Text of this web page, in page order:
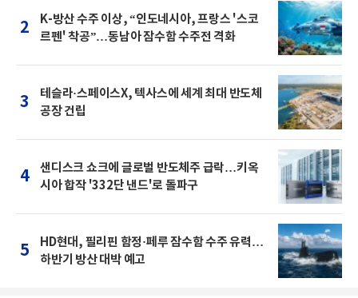
2
K-방산 수주 이상, “인도네시아, 프랑스 '스코
르펜' 착공”…동남아 잠수함 수주전 격화
3
테슬라·스페이스X, 텍사스에 세계 최대 반도체
공장 건립
4
샌디스크 쇼크에 글로벌 반도체주 급락…키옥
시아 합작 '332단 낸드'로 돌파구
5
HD현대, 필리핀 함정·페루 잠수함 수주 유력…
하반기 방산 대박 예고